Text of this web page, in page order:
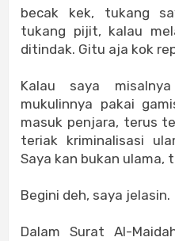
becak kek, tukang
tukang pijit, kalau
ditindak. Gitu aja kok
Kalau saya
mukulinnya pakai
masuk penjara, terus
teriak kriminalisasi
Saya kan bukan ulama,
Begini deh, saya jelasin.
Dalam Surat Al-